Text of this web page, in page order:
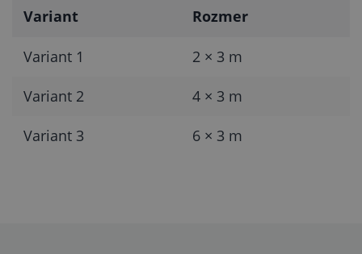
Variant Rozmer
Variant 1 2 × 3 m
Variant 2 4 × 3 m
Variant 3 6 × 3 m